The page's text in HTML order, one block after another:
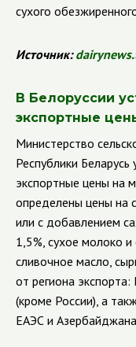
сухого
Источник:dairynews.
В Белоруссии
экспортные
Министерство
Республики
экспортные цены на
определены цены на
или с добавлением
1,5%, сухое молоко
сливочное масло,
от региона
(кроме России), а
ЕАЭС и